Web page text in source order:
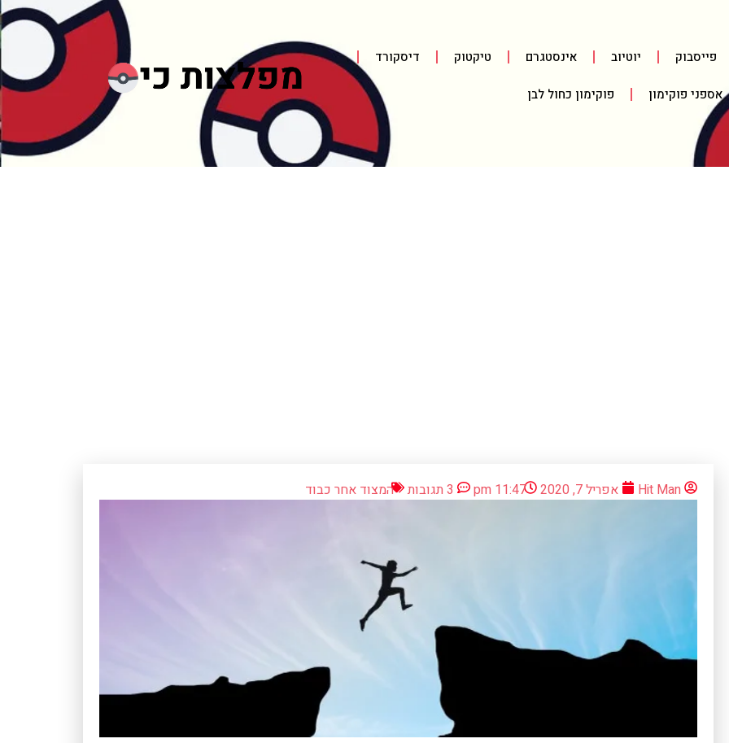
פייסבוק יוטיוב אינסטגרם טיקטוק דיסקורד
אספני פוקימון פוקימון כחול לבן
Hit Man אפריל 7, 2020 11:47 pm 3 תגובות המצוד אחר כבוד